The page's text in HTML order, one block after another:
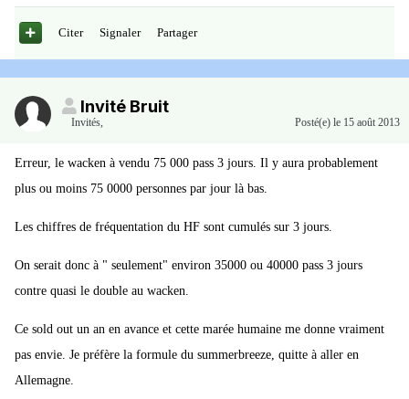
Citer Signaler Partager
Invité Bruit
Invités, Posté(e) le 15 août 2013
Erreur, le wacken à vendu 75 000 pass 3 jours. Il y aura probablement
plus ou moins 75 0000 personnes par jour là bas.
Les chiffres de fréquentation du HF sont cumulés sur 3 jours.
On serait donc à " seulement" environ 35000 ou 40000 pass 3 jours
contre quasi le double au wacken.
Ce sold out un an en avance et cette marée humaine me donne vraiment
pas envie. Je préfère la formule du summerbreeze, quitte à aller en
Allemagne.